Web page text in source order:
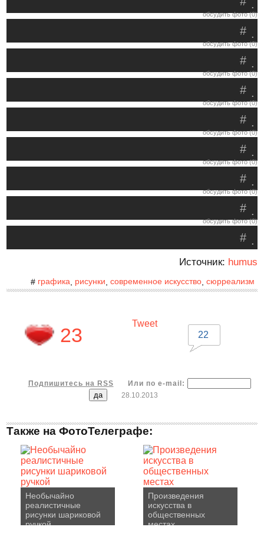
.
обсудить фото (0)
.
#
обсудить фото (0)
.
#
обсудить фото (0)
.
#
обсудить фото (0)
.
#
обсудить фото (0)
.
#
обсудить фото (0)
.
#
обсудить фото (0)
.
#
обсудить фото (0)
.
#
Источник: humus
# графика, рисунки современное искусство, сюрреализм
23
Tweet
22
Подпишитесь на RSS
Или по e-mail:
28.10.2013
Также на ФотоТелеграфе:
Необычайно
реалистичные
рисунки шариковой
ручкой
Произведения
искусства в
общественных
местах